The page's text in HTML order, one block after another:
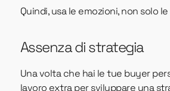
Quindi, usa le emozioni, non solo
Assenza di strategia
Una volta che hai le tue buyer
lavoro extra per sviluppare una